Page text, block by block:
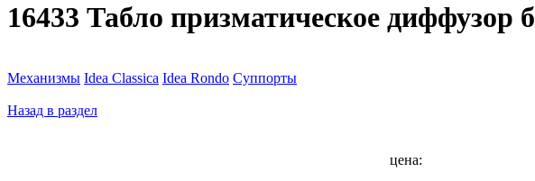
16433 Табло призматическое
Механизмы Idea Classica Idea Rondo Суппорты
Назад в раздел
цена: